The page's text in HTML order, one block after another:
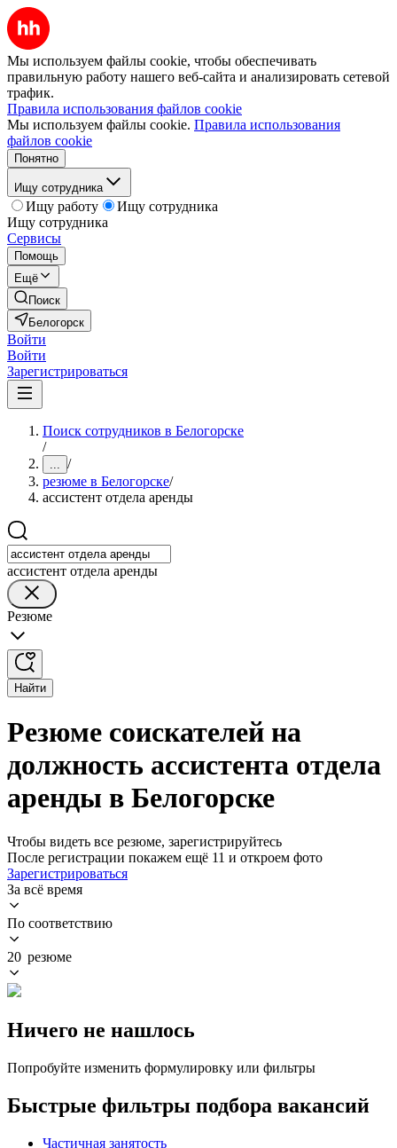
Мы используем файлы cookie, чтобы обеспечивать
правильную работу нашего веб-сайта и анализировать сетевой
трафик.
Правила использования файлов cookie
Мы используем файлы cookie. Правила использования
файлов cookie
Понятно
Ищу сотрудника
Ищу работу
Ищу сотрудника
Ищу сотрудника
Сервисы
Помощь
Ещё
Поиск
Белогорск
Войти
Войти
Зарегистрироваться
Поиск сотрудников в Белогорске
/
... /
резюме в Белогорске/
ассистент отдела аренды
ассистент отдела аренды
Резюме
Найти
Резюме соискателей на
должность ассистента отдела
аренды в Белогорске
Чтобы видеть все резюме, зарегистрируйтесь
После регистрации покажем ещё 11 и откроем фото
Зарегистрироваться
За всё время
По соответствию
20 резюме
Ничего не нашлось
Попробуйте изменить формулировку или фильтры
Быстрые фильтры подбора вакансий
Частичная занятость